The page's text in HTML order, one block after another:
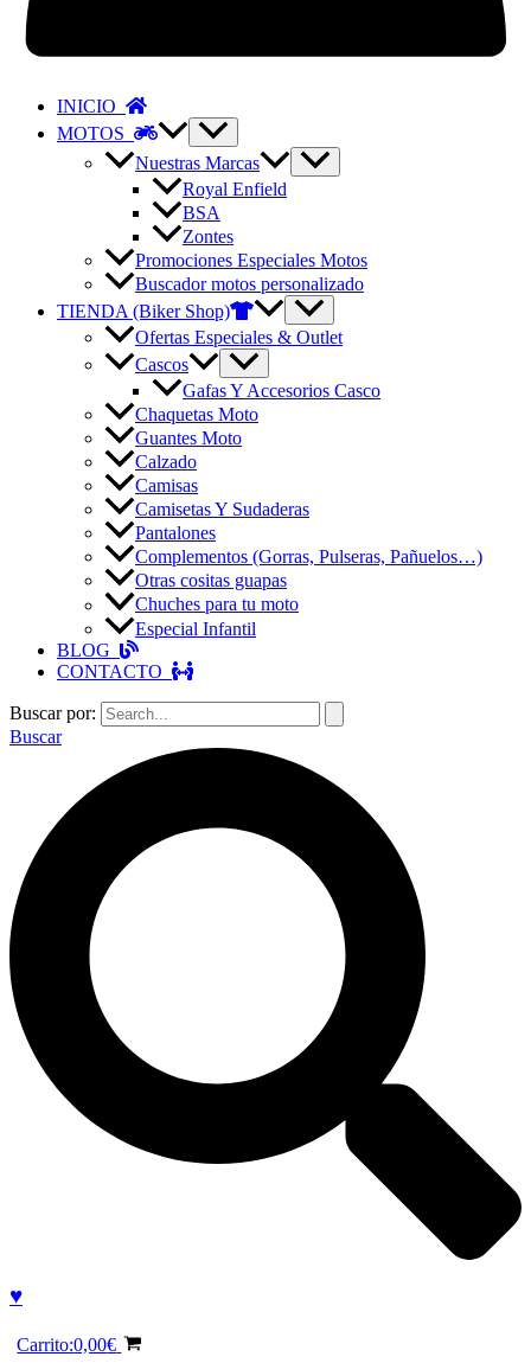
INICIO
MOTOS
Nuestras Marcas
Royal Enfield
BSA
Zontes
Promociones Especiales Motos
Buscador motos personalizado
TIENDA (Biker Shop)
Ofertas Especiales & Outlet
Cascos
Gafas Y Accesorios Casco
Chaquetas Moto
Guantes Moto
Calzado
Camisas
Camisetas Y Sudaderas
Pantalones
Complementos (Gorras, Pulseras, Pañuelos…)
Otras cositas guapas
Chuches para tu moto
Especial Infantil
BLOG
CONTACTO
Buscar por:
Buscar
♥
Carrito:0,00€